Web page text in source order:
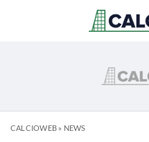
CALCIOWEB» NEWS